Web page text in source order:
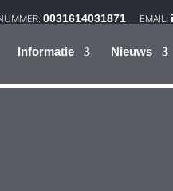
0031614031871
Informatie Nieuws